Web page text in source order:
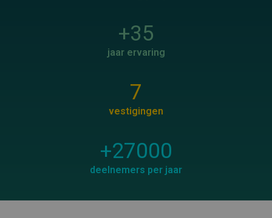
+35
jaar ervaring
7
vestigingen
+27000
deelnemers per jaar